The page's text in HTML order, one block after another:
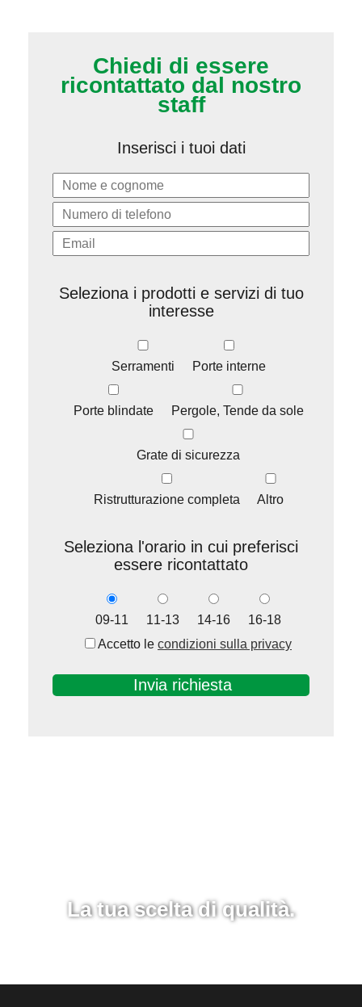
Chiedi di essere
ricontattato dal nostro
staff
Inserisci i tuoi dati
Seleziona i prodotti e servizi di tuo
interesse
Serramenti Porte interne
Porte blindate Pergole, Tende da sole
Grate di sicurezza
Ristrutturazione completa Altro
Seleziona l'orario in cui preferisci
essere ricontattato
09-11 11-13 14-16
16-18
Accetto le condizioni sulla privacy
La tua scelta di qualità.